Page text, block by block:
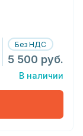
Без НДС
5 500 руб.
В наличии